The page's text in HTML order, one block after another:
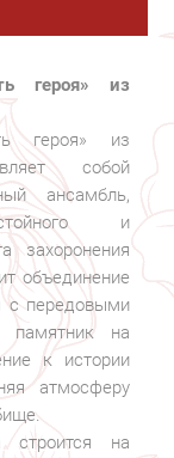
героя» из
героя» из
собой
ансамбль,
и
захоронения
объединение
с передовыми
памятник на
к истории
атмосферу
строится на